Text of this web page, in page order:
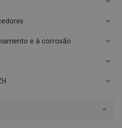
e à corrosão